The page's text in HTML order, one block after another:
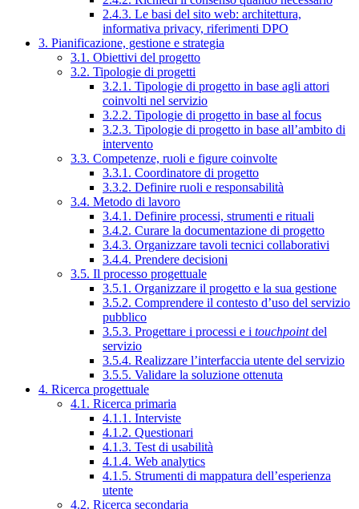
2.4.3. Le basi del sito web: architettura,
informativa privacy, riferimenti DPO
3. Pianificazione, gestione e strategia
3.1. Obiettivi del progetto
3.2. Tipologie di progetti
3.2.1. Tipologie di progetto in base agli attori
coinvolti nel servizio
3.2.2. Tipologie di progetto in base al focus
3.2.3. Tipologie di progetto in base all’ambito di
intervento
3.3. Competenze, ruoli e figure coinvolte
3.3.1. Coordinatore di progetto
3.3.2. Definire ruoli e responsabilità
3.4. Metodo di lavoro
3.4.1. Definire processi, strumenti e rituali
3.4.2. Curare la documentazione di progetto
3.4.3. Organizzare tavoli tecnici collaborativi
3.4.4. Prendere decisioni
3.5. Il processo progettuale
3.5.1. Organizzare il progetto e la sua gestione
3.5.2. Comprendere il contesto d’uso del servizio
pubblico
3.5.3. Progettare i processi e i touchpointdel
servizio
3.5.4. Realizzare l’interfaccia utente del servizio
3.5.5. Validare la soluzione ottenuta
4. Ricerca progettuale
4.1. Ricerca primaria
4.1.1. Interviste
4.1.2. Questionari
4.1.3. Test di usabilità
4.1.4. Web analytics
4.1.5. Strumenti di mappatura dell’esperienza
utente
4.2. Ricerca secondaria